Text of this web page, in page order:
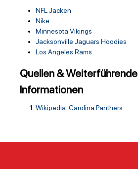
NFL Jacken
Nike
Minnesota Vikings
Jacksonville Jaguars Hoodies
Los Angeles Rams
Quellen & Weiterführende
Informationen
Wikipedia: Carolina Panthers